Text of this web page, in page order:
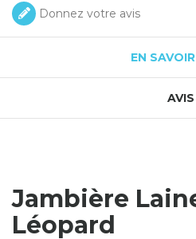
Donnez votre avis
EN
AVIS
Jambiè re
Léopard